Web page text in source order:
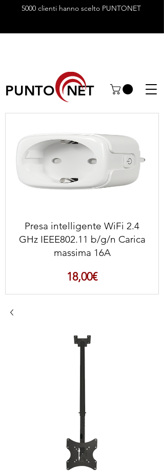
5000 clienti hanno scelto PUNTONET
PUNTO NET
Presa intelligente WiFi 2.4
GHz IEEE802.11 b/g/n Carica
massima 16A
18,00€Prezzo